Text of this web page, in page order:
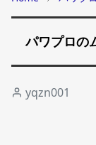
パワプロの
yqzn001